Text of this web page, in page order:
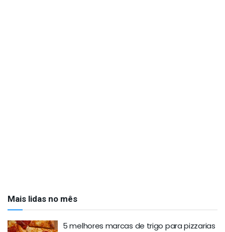
Mais lidas no mês
5 melhores marcas de trigo para pizzarias